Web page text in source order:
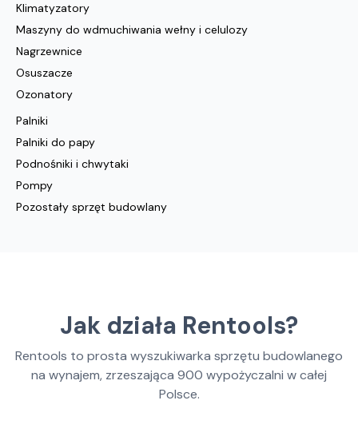
Klimatyzatory
Maszyny do wdmuchiwania wełny i celulozy
Nagrzewnice
Osuszacze
Ozonatory
Palniki
Palniki do papy
Podnośniki i chwytaki
Pompy
Pozostały sprzęt budowlany
Jak działa Rentools?
Rentools to prosta wyszukiwarka sprzętu budowlanego
na wynajem, zrzeszająca 900 wypożyczalni w całej
Polsce.